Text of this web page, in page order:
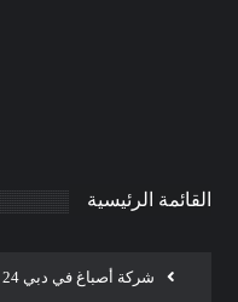
القائمة الرئيسية
شركة أصباغ في دبي 24 ساعة : خدمات احترافية لتجديد منزلك